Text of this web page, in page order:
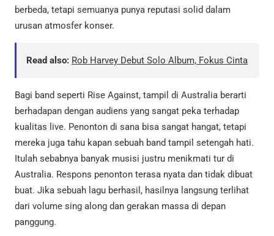
berbeda, tetapi semuanya punya reputasi solid dalam
urusan atmosfer konser.
Read also: Rob Harvey Debut Solo Album, Fokus Cinta
Bagi band seperti Rise Against, tampil di Australia berarti
berhadapan dengan audiens yang sangat peka terhadap
kualitas live. Penonton di sana bisa sangat hangat, tetapi
mereka juga tahu kapan sebuah band tampil setengah hati.
Itulah sebabnya banyak musisi justru menikmati tur di
Australia. Respons penonton terasa nyata dan tidak dibuat
buat. Jika sebuah lagu berhasil, hasilnya langsung terlihat
dari volume sing along dan gerakan massa di depan
panggung.